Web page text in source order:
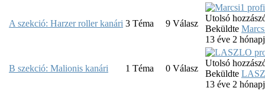
A szekció: Harzer roller kanári 3 Téma 9 Válasz
Utolsó
Beküldte
13 éve 2
B szekció: Malionis kanári 1 Téma 0 Válasz
Utolsó
Beküldte
13 éve 2